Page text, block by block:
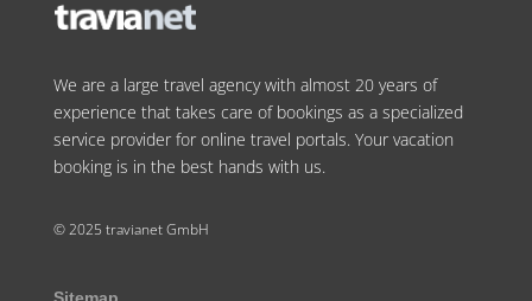
We are a large travel agency with almost 20 years of
experience that takes care of bookings as a specialized
service provider for online travel portals. Your vacation
booking is in the best hands with us.
© 2025 travianet GmbH